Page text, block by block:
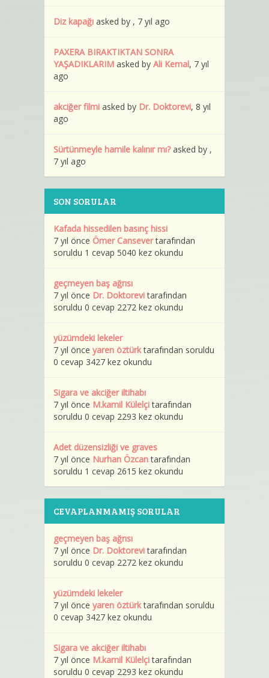
Diz kapağıasked by , 7 yıl ago
PAXERA BIRAKTIKTAN SONRA
YAŞADIKLARIMasked by Ali Kemal, 7 yıl
ago
akciğer filmiasked by Dr. Doktorevi, 8 yıl
ago
Sürtünmeyle hamile kalınır mı?asked by ,
7 yıl ago
SON SORULAR
Kafada hissedilen basınç hissi
7 yıl önce Ömer Cansevertarafından
soruldu 1 cevap 5040 kez okundu
geçmeyen baş ağrısı
7 yıl önce Dr. Doktorevitarafından
soruldu 0 cevap 2272 kez okundu
yüzümdeki lekeler
7 yıl önce yaren öztürktarafından soruldu
0 cevap 3427 kez okundu
Sigara ve akciğer iltihabı
7 yıl önce M.kamil Külelçitarafından
soruldu 0 cevap 2293 kez okundu
Adet düzensizliği ve graves
7 yıl önce Nurhan Özcantarafından
soruldu 1 cevap 2615 kez okundu
CEVAPLANMAMIŞ SORULAR
geçmeyen baş ağrısı
7 yıl önce Dr. Doktorevitarafından
soruldu 0 cevap 2272 kez okundu
yüzümdeki lekeler
7 yıl önce yaren öztürktarafından soruldu
0 cevap 3427 kez okundu
Sigara ve akciğer iltihabı
7 yıl önce M.kamil Külelçitarafından
soruldu 0 cevap 2293 kez okundu